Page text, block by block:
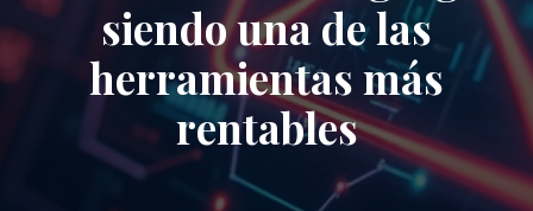
siendo una de las
herramientas más
rentables